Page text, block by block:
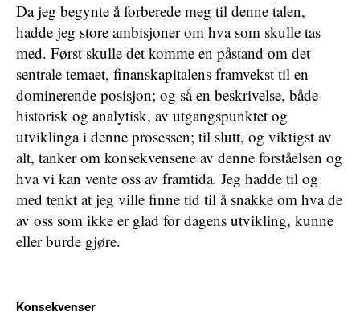
Da jeg begynte å forberede meg til denne talen,
hadde jeg store ambisjoner om hva som skulle tas
med. Først skulle det komme en påstand om det
sentrale temaet, finanskapitalens framvekst til en
dominerende posisjon; og så en beskrivelse, både
historisk og analytisk, av utgangspunktet og
utviklinga i denne prosessen; til slutt, og viktigst av
alt, tanker om konsekvensene av denne forståelsen og
hva vi kan vente oss av framtida. Jeg hadde til og
med tenkt at jeg ville finne tid til å snakke om hva de
av oss som ikke er glad for dagens utvikling, kunne
eller burde gjøre.
Konsekvenser